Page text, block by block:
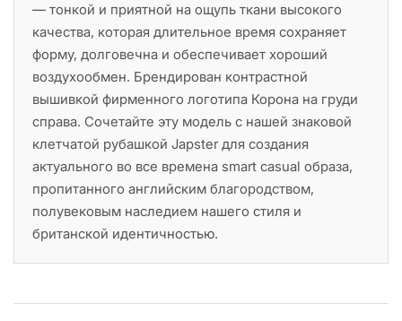
— тонкой и приятной на ощупь ткани высокого
качества, которая длительное время сохраняет
форму, долговечна и обеспечивает хороший
воздухообмен. Брендирован контрастной
вышивкой фирменного логотипа Корона на груди
справа. Сочетайте эту модель с нашей знаковой
клетчатой рубашкой Japster для создания
актуального во все времена smart casual образа,
пропитанного английским благородством,
полувековым наследием нашего стиля и
британской идентичностью.